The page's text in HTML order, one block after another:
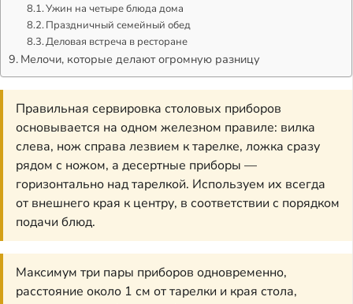
Ужин на четыре блюда дома
Праздничный семейный обед
Деловая встреча в ресторане
Мелочи, которые делают огромную разницу
Правильная сервировка столовых приборов
основывается на одном железном правиле: вилка
слева, нож справа лезвием к тарелке, ложка сразу
рядом с ножом, а десертные приборы —
горизонтально над тарелкой. Используем их всегда
от внешнего края к центру, в соответствии с порядком
подачи блюд.
Максимум три пары приборов одновременно,
расстояние около 1 см от тарелки и края стола,